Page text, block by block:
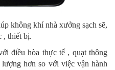
không khí nhà xưởng sạch sẽ,
, thiết bị.
điều hòa thực tế , quạt thông
hơn so với việc vận hành